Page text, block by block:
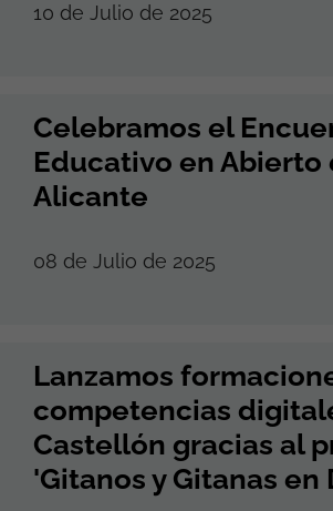
10 de Julio de 2025
Celebramos el
Educativo en Abierto
Alicante
08 de Julio de 2025
Lanzamos
competencias
Castellón gracias al
'Gitanos y Gitanas en